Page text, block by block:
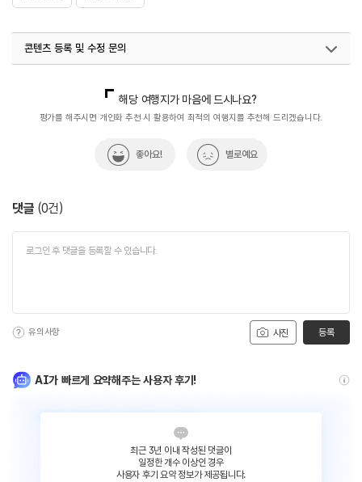
콘텐츠 등록 및 수정 문의
해당 여행지가 마음에 드시나요?
평가를 해주시면 개인화 추천 시 활용하여 최적의 여행지를 추천해 드리겠습니다.
좋아요! 별로예요
댓글 (0건)
사진
유의사항 등록
AI가 빠르게 요약해주는 사용자 후기!
최근 3년 이내 작성된 댓글이
일정한 개수 이상인 경우
사용자 후기 요약 정보가 제공됩니다.